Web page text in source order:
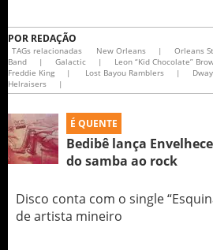
POR REDAÇÃO
TAGs relacionadas New Orleans |
Orleans
Band
| Galactic | Leon “Kid Chocolate”
Freddie King
| Lost Bayou Ramblers |
Helraisers
|
É QUENTE
Bedibê lança
do samba ao rock
Disco conta com o single
de artista mineiro